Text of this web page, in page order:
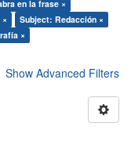
en la frase ×
Subject: Redacción ×
×
Show Advanced Filters